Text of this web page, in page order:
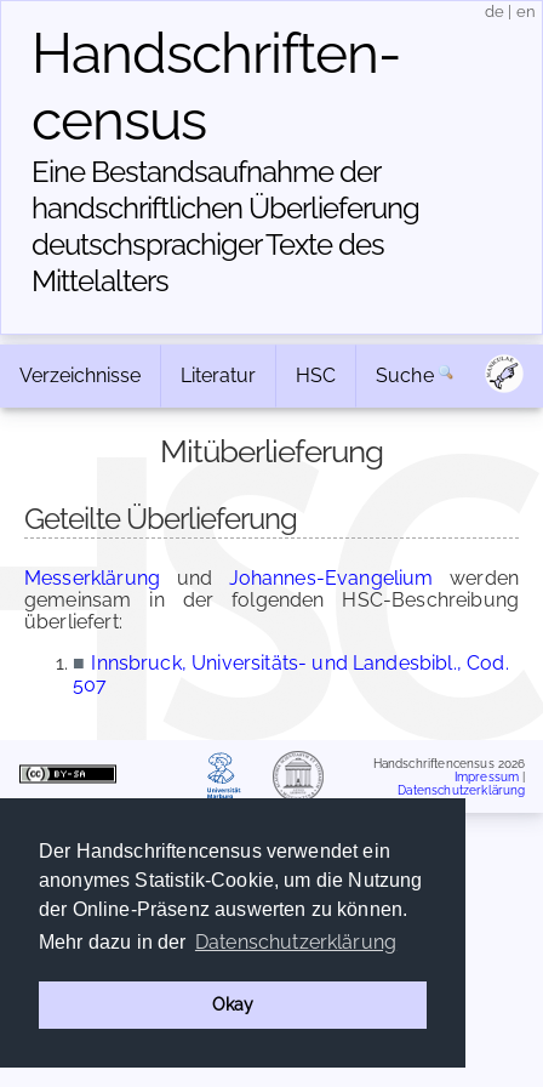
Der Handschriftencensus verwendet ein
anonymes Statistik-Cookie, um die Nutzung
der Online-Präsenz auswerten zu können.
Mehr dazu in der Datenschutzerklärung
Okay
Handschriften­
census
Eine Bestandsaufnahme der
handschriftlichen Über­lieferung
deutschsprachiger Texte des
Mittelalters
de en
Verzeichnisse Literatur HSC Suche
Mitüberlieferung
Geteilte Überlieferung
Messerklärung und Johannes-Evangelium werden
gemeinsam in der folgenden HSC-Beschreibung
überliefert:
■ Innsbruck, Universitäts- und Landesbibl., Cod.
507
Handschriftencensus 2026
Impressum
Datenschutzerklärung